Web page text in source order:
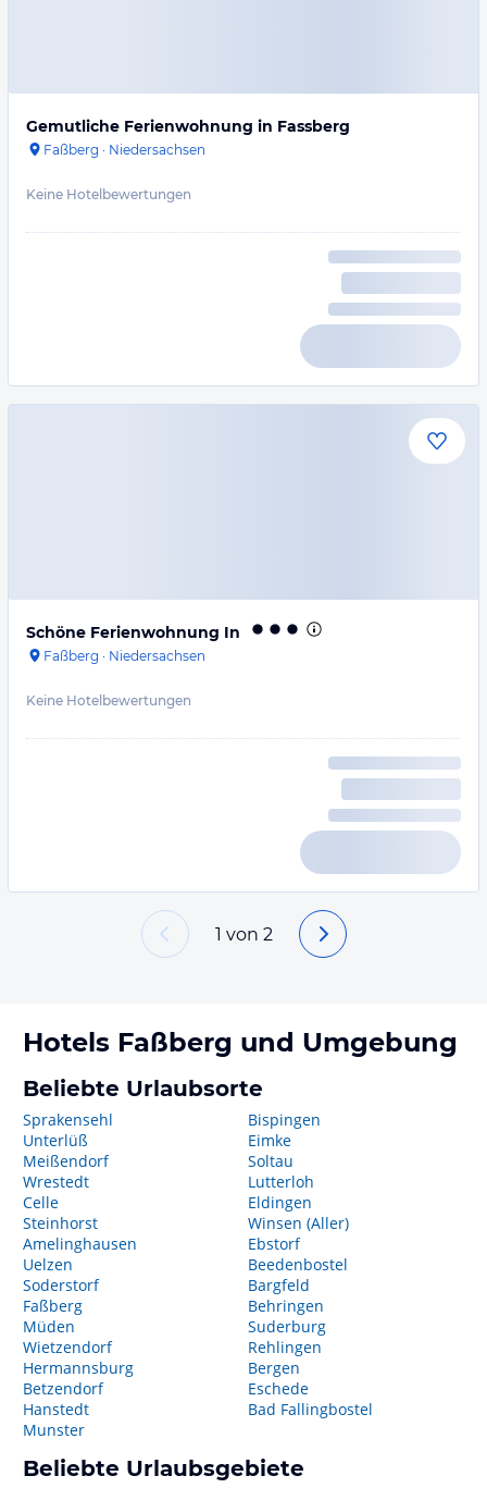
Gemutliche Ferienwohnung in Fassberg
Faßberg · Niedersachsen
Keine Hotelbewertungen
Schöne Ferienwohnung In
Faßberg · Niedersachsen
Keine Hotelbewertungen
1 von 2
Hotels Faßberg und Umgebung
Beliebte Urlaubsorte
Sprakensehl
Unterlüß
Meißendorf
Wrestedt
Celle
Steinhorst
Amelinghausen
Uelzen
Soderstorf
Faßberg
Müden
Wietzendorf
Hermannsburg
Betzendorf
Hanstedt
Munster
Bispingen
Eimke
Soltau
Lutterloh
Eldingen
Winsen (Aller)
Ebstorf
Beedenbostel
Bargfeld
Behringen
Suderburg
Rehlingen
Bergen
Eschede
Bad Fallingbostel
Beliebte Urlaubsgebiete